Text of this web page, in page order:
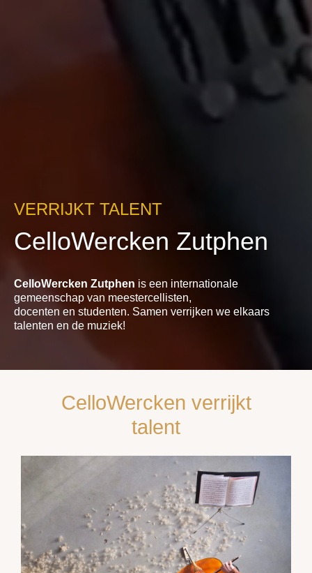
VERRIJKT TALENT
CelloWercken Zutphen
CelloWercken Zutphen is een internationale
gemeenschap van meestercellisten,
docenten en studenten. Samen verrijken we elkaars
talenten en de muziek!
CelloWercken verrijkt
talent